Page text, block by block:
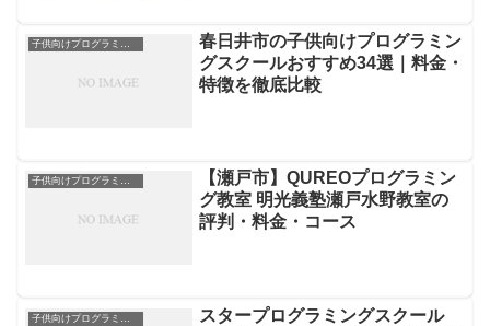
子供向けプログラミングスクール
春日井市の子供向けプログラミン
グスクールおすすめ34選｜料金・
特徴を徹底比較
子供向けプログラミングスクール
【瀬戸市】QUREOプログラミン
グ教室 明光義塾瀬戸水野教室の
評判・料金・コース
スタープログラミングスクール